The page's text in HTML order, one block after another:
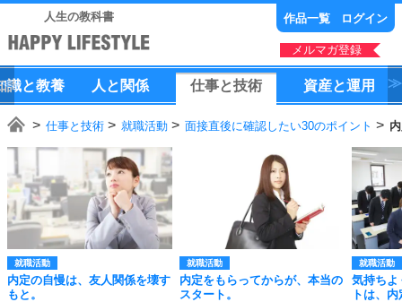
人生の教科書 作品一覧 ログイン
メルマガ登録
識と教養 人 と 関係 仕事と技術 資産と運用
仕事と技術 就職活動 面接直後に確認したい30のポイント
就職活動
内定の自慢は、友人関係を壊す
もと。
就職活動
内定をもらってからが、本当の
スタート。
就職活動
気持ちよ
トは、